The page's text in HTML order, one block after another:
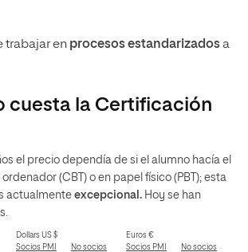
trabajar en procesos estandarizadosa
cuesta la Certificación
el precio dependía de si el alumno hacía el
(CBT) o en papel físico (PBT); esta
actualmente excepcional. Hoy se han
Dollars US $
Euros €
Socios PMI
No socios Socios PMI No socios